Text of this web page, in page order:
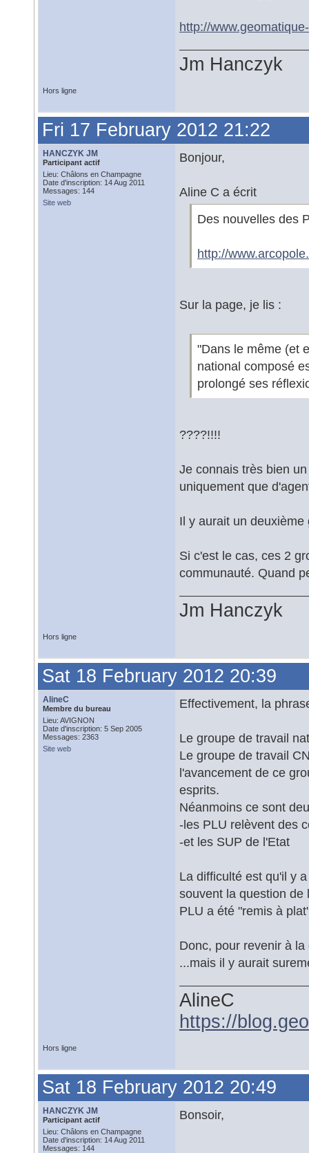
http://
Jm Hanczyk
Hors ligne
Fri 17 February 2012 21:22
HANCZYK JM
Participant actif
Lieu: Châlons en Champagne
Date d'inscription: 14 Aug 2011
Messages: 144
Site web
Bonjour,
Aline C a écrit
Des nouvelles des
http://
Sur la page, je lis :
"Dans le même (et
national composé
prolongé ses
????!!!!
Je connais très bien
uniquement que
Il y aurait un
Si c'est le cas, ces 2
communauté. Quand
Jm Hanczyk
Hors ligne
Sat 18 February 2012 20:39
AlineC
Membre du bureau
Lieu: AVIGNON
Date d'inscription: 5 Sep 2005
Messages: 2363
Site web
Effectivement, la
Le groupe de travail
Le groupe de travail
l'avancement de ce
esprits.
Néanmoins ce sont
-les PLU relèvent des
-et les SUP de l'Etat
La difficulté est qu'il y
souvent la question de
PLU a été "remis à
Donc, pour revenir à
...mais il y aurait
AlineC
https://
Hors ligne
Sat 18 February 2012 20:49
HANCZYK JM
Participant actif
Lieu: Châlons en Champagne
Date d'inscription: 14 Aug 2011
Messages: 144
Bonsoir,